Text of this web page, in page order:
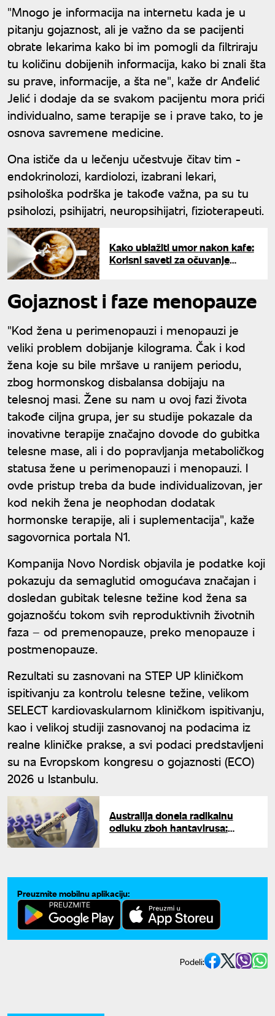
"Mnogo je informacija na internetu kada je u
pitanju gojaznost, ali je važno da se pacijenti
obrate lekarima kako bi im pomogli da filtriraju
tu količinu dobijenih informacija, kako bi znali šta
su prave, informacije, a šta ne", kaže dr Anđelić
Jelić i dodaje da se svakom pacijentu mora prići
individualno, same terapije se i prave tako, to je
osnova savremene medicine.
Ona ističe da u lečenju učestvuje čitav tim -
endokrinolozi, kardiolozi, izabrani lekari,
psihološka podrška je takođe važna, pa su tu
psiholozi, psihijatri, neuropsihijatri, fizioterapeuti.
Kako ublažiti umor nakon kafe:
Korisni saveti za očuvanje
Gojaznost i faze menopauze
"Kod žena u perimenopauzi i menopauzi je
veliki problem dobijanje kilograma. Čak i kod
žena koje su bile mršave u ranijem periodu,
zbog hormonskog disbalansa dobijaju na
telesnoj masi. Žene su nam u ovoj fazi života
takođe ciljna grupa, jer su studije pokazale da
inovativne terapije značajno dovode do gubitka
telesne mase, ali i do popravljanja metaboličkog
statusa žene u perimenopauzi i menopauzi. I
ovde pristup treba da bude individualizovan, jer
kod nekih žena je neophodan dodatak
hormonske terapije, ali i suplementacija", kaže
sagovornica portala N1.
Kompanija Novo Nordisk objavila je podatke koji
pokazuju da semaglutid omogućava značajan i
dosledan gubitak telesne težine kod žena sa
gojaznošću tokom svih reproduktivnih životnih
faza – od premenopauze, preko menopauze i
postmenopauze.
Rezultati su zasnovani na STEP UP kliničkom
ispitivanju za kontrolu telesne težine, velikom
SELECT kardiovaskularnom kliničkom ispitivanju,
kao i velikoj studiji zasnovanoj na podacima iz
realne kliničke prakse, a svi podaci predstavljeni
su na Evropskom kongresu o gojaznosti (ECO)
2026 u Istanbulu.
Australija donela radikalnu
odluku zboh hantavirusa:
Preuzmite mobilnu aplikaciju:
Podeli: